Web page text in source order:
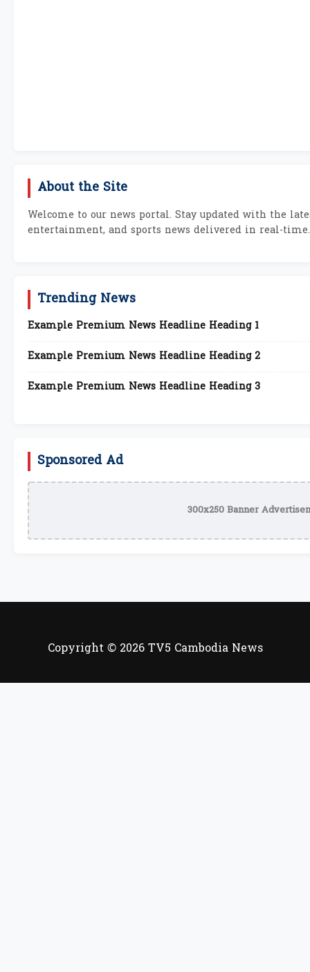
About the Site
Welcome to our news portal. Stay updated with the
entertainment, and sports news delivered in real-time.
Trending News
Example Premium News Headline Heading 1
Example Premium News Headline Heading 2
Example Premium News Headline Heading 3
Sponsored Ad
300x250 Banner
Copyright © 2026 TV5 Cambodia News